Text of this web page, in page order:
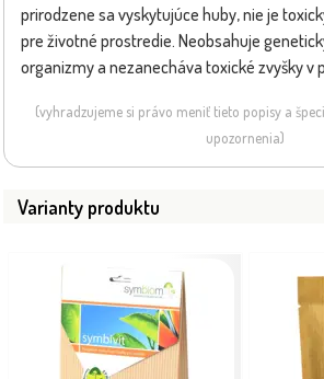
prirodzene sa vyskytujúce huby, nie je
pre životné prostredie. Neobsahuje
organizmy a nezanecháva toxické zvyšky v
(vyhradzujeme si právo meniť tieto popisy a
upozornenia)
Varianty produktu